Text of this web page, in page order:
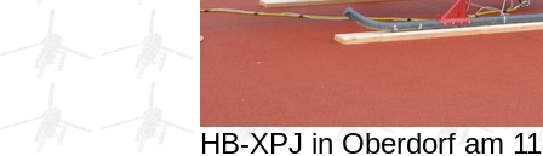
HB-XPJ in Oberdorf am